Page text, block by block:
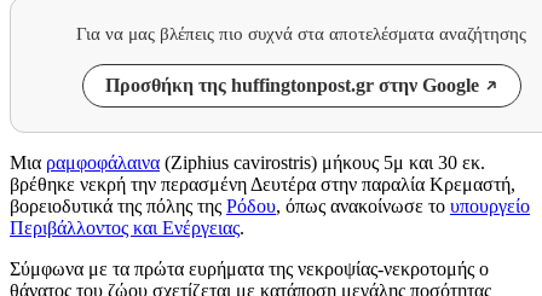
Για να μας βλέπεις πιο συχνά στα αποτελέσματα αναζήτησης
Προσθήκη της huffingtonpost.gr στην Google
Μια ραμφοφάλαινα (Ziphius cavirostris) μήκους 5μ και 30 εκ.
βρέθηκε νεκρή την περασμένη Δευτέρα στην παραλία Κρεμαστή,
βορειοδυτικά της πόλης της Ρόδου, όπως ανακοίνωσε το υπουργείο
Περιβάλλοντος και Ενέργειας.
Σύμφωνα με τα πρώτα ευρήματα της νεκροψίας-νεκροτομής ο
θάνατος του ζώου σχετίζεται με κατάποση μεγάλης ποσότητας